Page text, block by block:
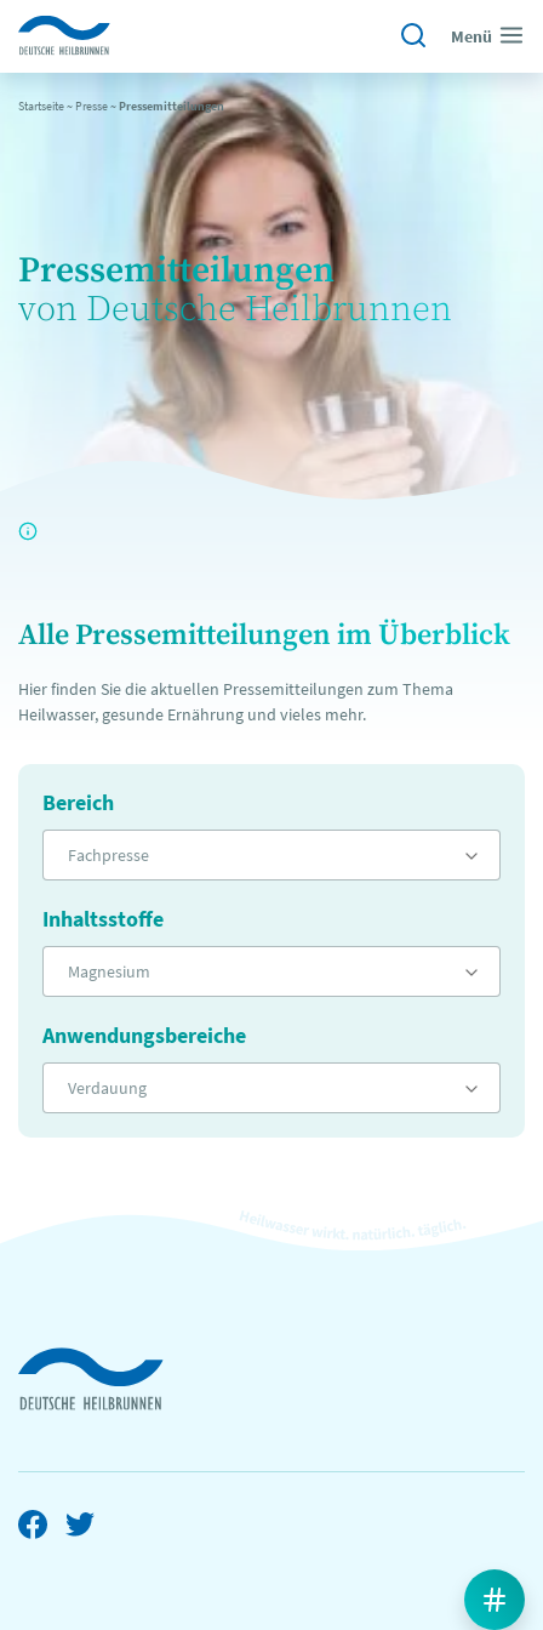
Menü
Startseite~ Presse~Pressemitteilungen
Pressemitteilungen
von Deutsche Heilbrunnen
Alle Pressemitteilungen im Überblick
Hier finden Sie die aktuellen Pressemitteilungen zum Thema
Heilwasser, gesunde Ernährung und vieles mehr.
Bereich
Fachpresse
Inhaltsstoffe
Magnesium
Anwendungsbereiche
Verdauung